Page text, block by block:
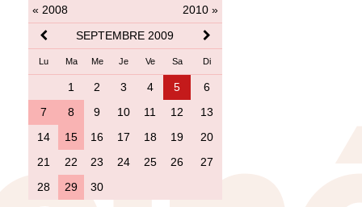
« 2008
2010 »
SEPTEMBRE 2009
Lu Ma Me Je Ve Sa Di
1 2 3 4 5
6
7
8 9 10 11 12
13
14
15 16 17 18 19
20
21
22 23 24 25 26
27
28
29 30